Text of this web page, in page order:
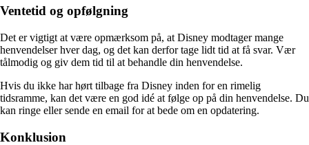
Ventetid og opfølgning
Det er vigtigt at være opmærksom på, at Disney modtager mange
henvendelser hver dag, og det kan derfor tage lidt tid at få svar. Vær
tålmodig og giv dem tid til at behandle din henvendelse.
Hvis du ikke har hørt tilbage fra Disney inden for en rimelig
tidsramme, kan det være en god idé at følge op på din henvendelse. Du
kan ringe eller sende en email for at bede om en opdatering.
Konklusion